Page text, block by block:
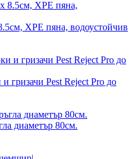
XPE пяна, водоустойчив
гризачи Pest Reject Pro до
диаметър 80см.